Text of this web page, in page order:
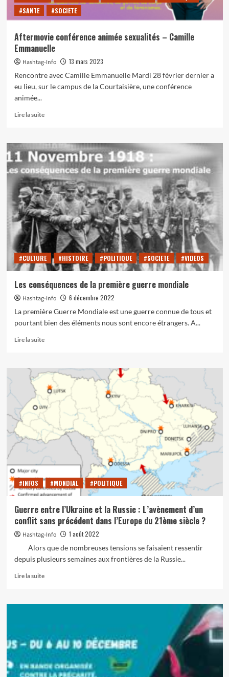
#SANTE
#SOCIETE
Aftermovie conférence animée sexualités – Camille
Emmanuelle
Hashtag-Info
13 mars 2023
Rencontre avec Camille Emmanuelle Mardi 28 février dernier a
eu lieu, sur le campus de la Courtaisière, une conférence
animée...
Lire la suiteEn
sur
Aftermovie
conférence
animée
sexualités
–
Camille
Emmanuelle
#CULTURE #HISTOIRE #POLITIQUE #SOCIETE #VIDEOS
Les conséquences de la première guerre mondiale
Hashtag-Info
6 décembre 2022
La première Guerre Mondiale est une guerre connue de tous et
pourtant bien des éléments nous sont encore étrangers. A...
Lire la suiteEn
Les
conséquences
de
la
première
guerre
mondiale
#INFOS #MONDIAL #POLITIQUE
Guerre entre l’Ukraine et la Russie : L’avènement d’un
conflit sans précédent dans l’Europe du 21ème siècle ?
Hashtag-Info
1 août 2022
Alors que de nombreuses tensions se faisaient ressentir
depuis plusieurs semaines aux frontières de la Russie...
Lire la suiteEn
sur
et
Russie :
L’avènement